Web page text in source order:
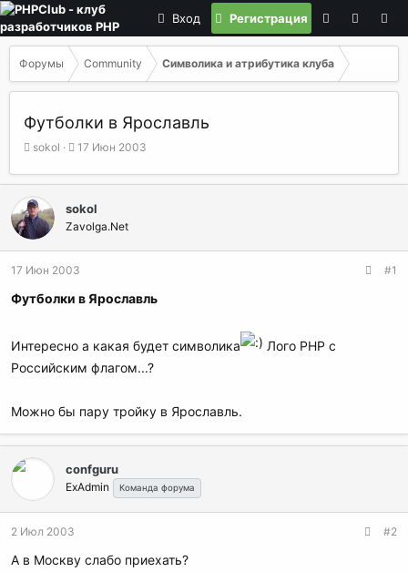
Вход Регистрация
Форумы Community Символика и атрибутика клуба
Футболки в Ярославль
А
т
о
р
т
ы
sokol
Д
т
н
а
л
а
17 Июн 2003
sokol
Zavolga.Net
17 Июн 2003 #1
Футболки в Ярославль
Интересно а какая будет символика
Лого PHP с
Российским флагом...?
Можно бы пару тройку в Ярославль.
confguru
ExAdmin Команда форума
2 Июл 2003 #2
А в Москву слабо приехать?